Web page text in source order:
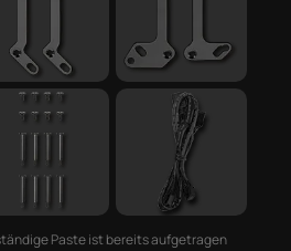
Paste ist bereits aufgetragen